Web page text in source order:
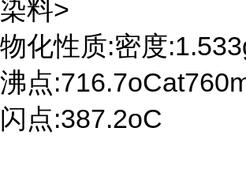
染料>
物化性质:密度
沸点
闪点:387.2oC